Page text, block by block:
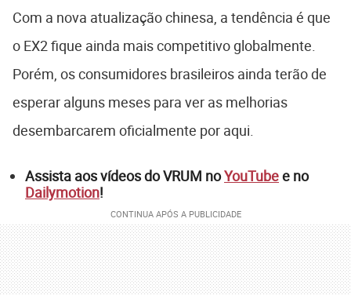
Com a nova atualização chinesa, a tendência é que
o EX2 fique ainda mais competitivo globalmente.
Porém, os consumidores brasileiros ainda terão de
esperar alguns meses para ver as melhorias
desembarcarem oficialmente por aqui.
Assista aos vídeos do VRUM noYouTubee no
Dailymotion!